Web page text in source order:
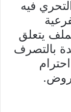
فيه
يتعلق
بالتصرف